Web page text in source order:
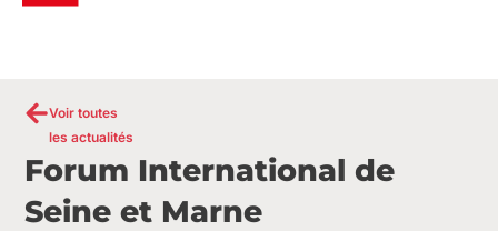
Voir toutes
les actualités
Forum International de
Seine et Marne